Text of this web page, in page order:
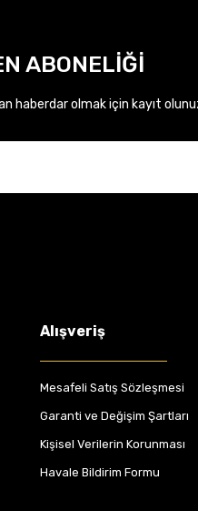
ABONELİĞİ
haberdar olmak için kayıt
Alışveriş
Mesafeli Satış Sözleşmesi
Garanti ve Değişim Şartları
Kişisel Verilerin Korunması
Havale Bildirim Formu